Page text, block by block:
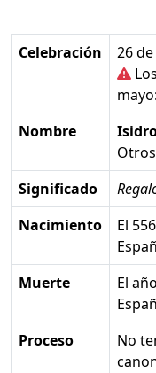
Celebración 26
mayo:
Nombre
Significado
Nacimiento
el 556 en Cartagena en la actual
Muerte
el año 636 en Sevilla en la actual
Proceso
No